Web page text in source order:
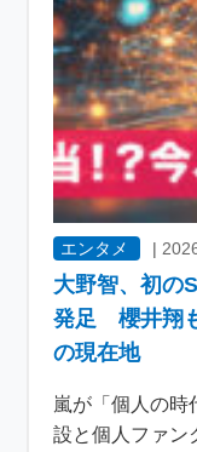
エンタメ |
大野智、初の
発足 櫻井翔
の現在地
嵐が「個人の
設と個人ファン